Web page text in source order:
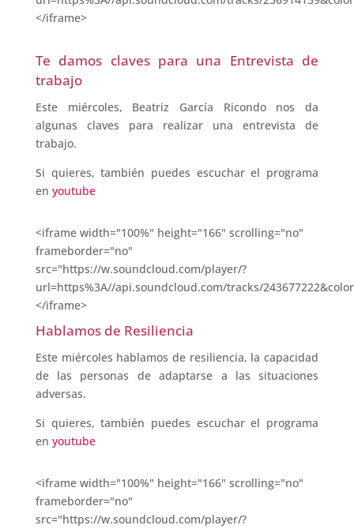
</iframe>
Te damos claves para una Entrevista de
trabajo
Este miércoles, Beatriz García Ricondo nos da
algunas claves para realizar una entrevista de
trabajo.
Si quieres, también puedes escuchar el programa
en youtube
<iframe width="100%" height="166" scrolling="no"
frameborder="no"
src="https://w.soundcloud.com/player/?
url=https%3A//api.soundcloud.com/tracks/
</iframe>
Hablamos de Resiliencia
Este miércoles hablamos de resiliencia, la capacidad
de las personas de adaptarse a las situaciones
adversas.
Si quieres, también puedes escuchar el programa
en youtube
<iframe width="100%" height="166" scrolling="no"
frameborder="no"
src="https://w.soundcloud.com/player/?